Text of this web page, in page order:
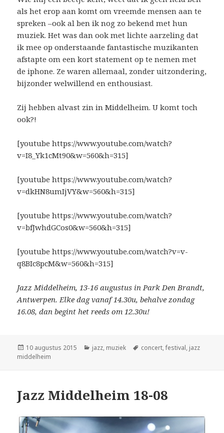
als het erop aan komt om vreemde mensen aan te
spreken –ook al ben ik nog zo bekend met hun
muziek. Het was dan ook met lichte aarzeling dat
ik mee op onderstaande fantastische muzikanten
afstapte om een kort statement op te nemen met
de iphone. Ze waren allemaal, zonder uitzondering,
bijzonder welwillend en enthousiast.
Zij hebben alvast zin in Middelheim. U komt toch
ook?!
[youtube https://www.youtube.com/watch?
v=I8_Yk1cMt90&w=560&h=315]
[youtube https://www.youtube.com/watch?
v=dkHN8umIjVY&w=560&h=315]
[youtube https://www.youtube.com/watch?
v=bfJwhdGCos0&w=560&h=315]
[youtube https://www.youtube.com/watch?v=v-
q8BIc8pcM&w=560&h=315]
Jazz Middelheim, 13-16 augustus in Park Den Brandt,
Antwerpen. Elke dag vanaf 14.30u, behalve zondag
16.08, dan begint het reeds om 12.30u!
Geplaatst
op
10 augustus 2015 Categorieën
jazz, muziek Tags
concert,festival, jazz
middelheim
Jazz Middelheim 18-08